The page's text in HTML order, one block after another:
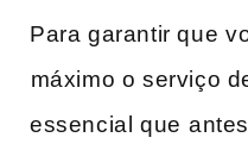
Para ‍garantir que
⁣máximo ‌o serviço
essencial‍ que